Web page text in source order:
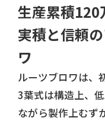
生産累積120
実積と信頼
ワ
ルーツブロワは、
3葉式は構造上、
ながら製作上むず